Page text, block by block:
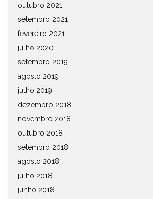
outubro 2021
setembro 2021
fevereiro 2021
julho 2020
setembro 2019
agosto 2019
julho 2019
dezembro 2018
novembro 2018
outubro 2018
setembro 2018
agosto 2018
julho 2018
junho 2018